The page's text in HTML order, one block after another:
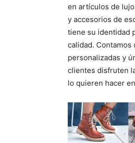
en artículos de
y accesorios de
tiene su identidad
calidad.
personalizadas y
clientes disfruten
lo quieren hacer